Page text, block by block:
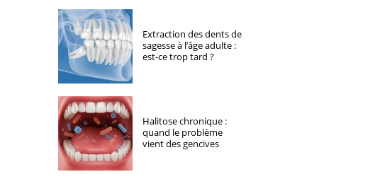
Extraction des dents de
sagesse à l’âge adulte :
est-ce trop tard ?
Halitose chronique :
quand le problème
vient des gencives